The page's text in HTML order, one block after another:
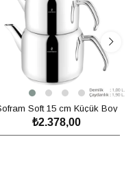
Soft 15 cm Küçük Boy
Çaydanlık Takımı
₺2.378,00
SEPETE EKLE